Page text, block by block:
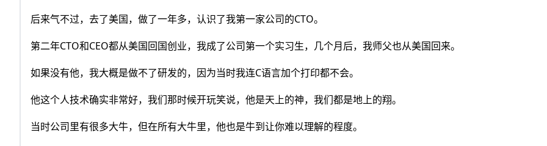
后来气不过，去了美国，做了一年多，认识了我第一家公司的CTO。
第二年CTO和CEO都从美国回国创业，我成了公司第一个实习生，几个月后，我师父也从美国回来。
如果没有他，我大概是做不了研发的，因为当时我连C语言加个打印都不会。
他这个人技术确实非常好，我们那时候开玩笑说，他是天上的神，我们都是地上的翔。
当时公司里有很多大牛，但在所有大牛里，他也是牛到让你难以理解的程度。